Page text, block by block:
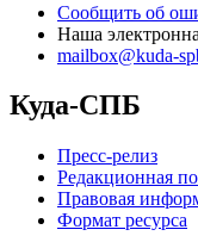
Сообщить об
Наша
mailbox@kuda-
Куда-СПБ
Пресс-релиз
Редакционная
Правовая
Формат ресурса